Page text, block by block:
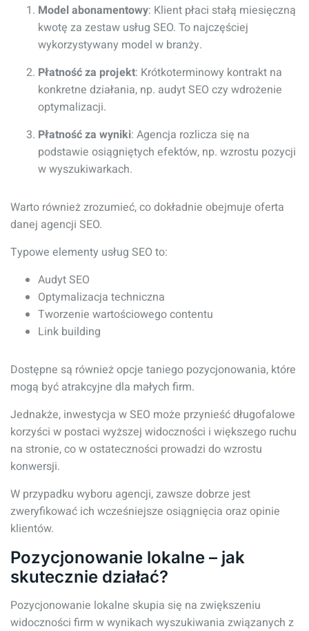
Model abonamentowy: Klient płaci stałą miesięczną
kwotę za zestaw usług SEO. To najczęściej
wykorzystywany model w branży.
Płatność za projekt: Krótkoterminowy kontrakt na
konkretne działania, np. audyt SEO czy wdrożenie
optymalizacji.
Płatność za wyniki: Agencja rozlicza się na
podstawie osiągniętych efektów, np. wzrostu pozycji
w wyszukiwarkach.
Warto również zrozumieć, co dokładnie obejmuje oferta
danej agencji SEO.
Typowe elementy usług SEO to:
Audyt SEO
Optymalizacja techniczna
Tworzenie wartościowego contentu
Link building
Dostępne są również opcje taniego pozycjonowania, które
mogą być atrakcyjne dla małych firm.
Jednakże, inwestycja w SEO może przynieść długofalowe
korzyści w postaci wyższej widoczności i większego ruchu
na stronie, co w ostateczności prowadzi do wzrostu
konwersji.
W przypadku wyboru agencji, zawsze dobrze jest
zweryfikować ich wcześniejsze osiągnięcia oraz opinie
klientów.
Pozycjonowanie lokalne – jak
skutecznie działać?
Pozycjonowanie lokalne skupia się na zwiększeniu
widoczności firm w wynikach wyszukiwania związanych z